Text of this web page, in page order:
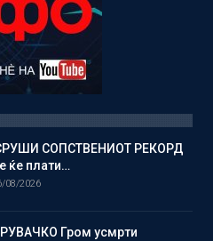
СОПСТВЕНИОТ РЕКОРД
ќе плати…
08/2026
Гром усмрти